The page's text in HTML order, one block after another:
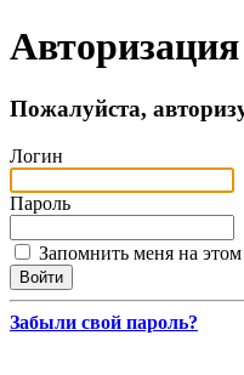
Авторизация
Пожалуйста,
Логин
Пароль
Запомнить меня на
Забыли свой пароль?